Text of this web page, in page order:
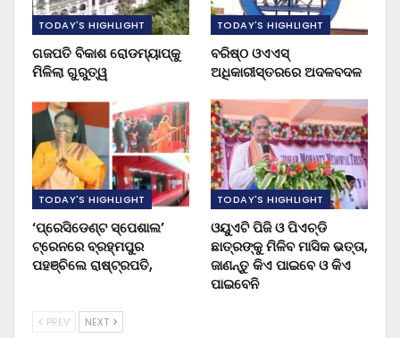
TODAY'S HIGHLIGHT
ଗଜପତି ବିକାଶ ରୋଡମ୍ୟାପ୍‌କୁ
ମିଳିଲା ଗୁରୁତ୍ୱ
TODAY'S HIGHLIGHT
ବରିଷ୍ଠ ଓଏଏସ୍‌
ଅଧିକାରୀସ୍ତରରେ ଅଦଳବଦଳ
TODAY'S HIGHLIGHT
‘ପ୍ରେସିଡେଣ୍ଟ ସ୍ପେଶାଲ’
ଟ୍ରେନରେ ବ୍ରହ୍ମପୁର
ପହଞ୍ଚିଲେ ରାଷ୍ଟ୍ରପତି,
TODAY'S HIGHLIGHT
ଓୟୁଏଟି ପିଜି ଓ ପିଏଚ୍‌ଡି
ଛାତ୍ରଙ୍କୁ ମିଳିବ ମାସିକ ଭତ୍ତା,
ଜାଣନ୍ତୁ କିଏ ପାଇବେ ଓ କିଏ
ପାଇବେନି
PREV NEXT